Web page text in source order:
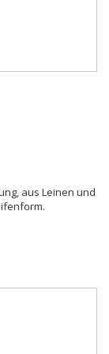
aus Leinen und